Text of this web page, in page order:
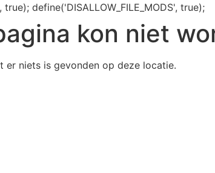
true); define('DISALLOW_FILE_MODS', true);
kon niet
er niets is gevonden op deze locatie.